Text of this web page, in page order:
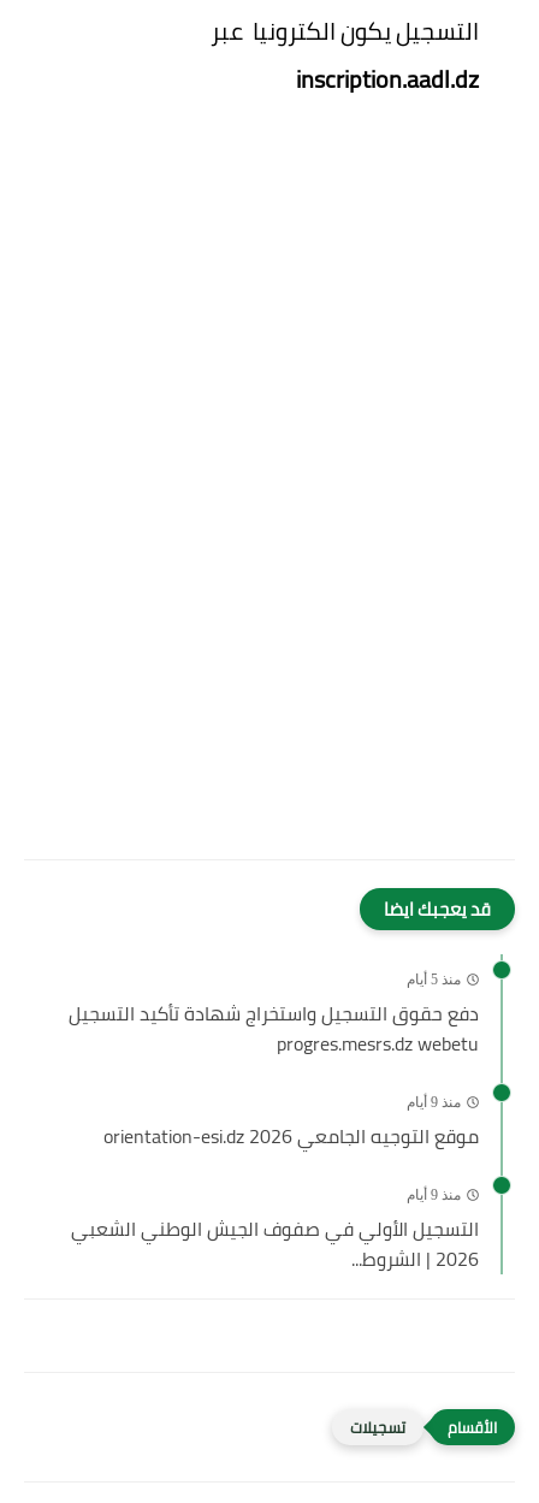
التسجيل يكون الكترونيا عبر
inscription.aadl.dz
قد يعجبك ايضا
منذ 5 أيام
دفع حقوق التسجيل واستخراج شهادة تأكيد التسجيل
progres.mesrs.dz webetu
منذ 9 أيام
موقع التوجيه الجامعي 2026 orientation-esi.dz
منذ 9 أيام
التسجيل الأولي في صفوف الجيش الوطني الشعبي
2026 | الشروط...
تسجيلات